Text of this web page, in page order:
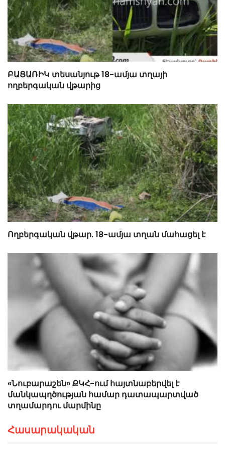
ԲԱՑԱՌԻԿ տեսանյութ 18-ամյա տղայի
ողբերգական վթարից
Ողբերգական վթար. 18-ամյա տղան մահացել է
«Նուբարաշեն» ՔԿՀ-ում հայտնաբերվել է
մանկապղծության համար դատապարտված
տղամարդու մարմինը
Հասարակական